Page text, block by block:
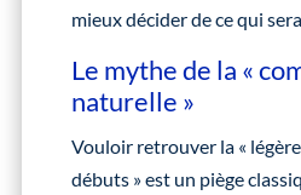
mieux décider de ce qui
Le mythe de la «
naturelle »
Vouloir retrouver la «
débuts » est un piège